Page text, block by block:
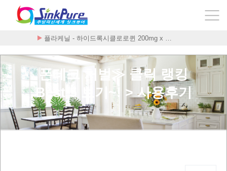
플라케닐 - 하이드록시클로로퀸 200mg x …
Стоимость Внутренни
폰테크 처벌≫ 클릭 랭킹
Best 5 보기~! > 사용후기